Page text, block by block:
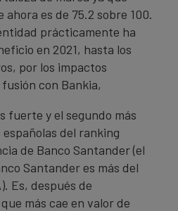
es de 75.2 sobre 100.
prácticamente ha
en 2021, hasta los
por los impactos
con Bankia,
fuerte y el segundo más
del ranking
de Banco Santander (el
Santander es más del
Es, después de
más cae en valor de